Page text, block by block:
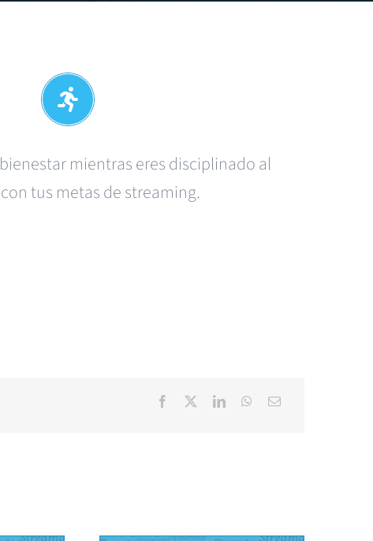
bienestarmientraseresdisciplinadoal
con tus metasde streaming.